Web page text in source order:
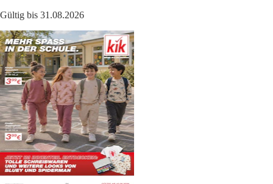
Gültig bis 31.08.2026